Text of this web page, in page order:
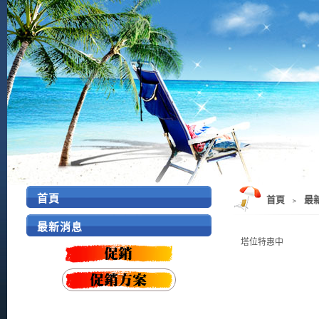
首頁 ﹥ 最
塔位特惠中
首頁
最新消息